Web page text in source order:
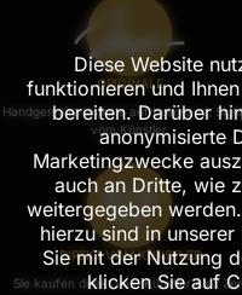
ORIGINALE
Handgemalte Unikate auf Leinwand,
vom Künstler.
DIREKT VOM KÜNSTLER
Sie kaufen direkt vom Künstler Alex
Diese Website
funktionieren und
bereiten. Darüber
anonymisierte
Marketingzwecke
auch an Dritte, wie
weitergegeben
hierzu sind in unserer
Sie mit der Nutzung
klicken Sie auf